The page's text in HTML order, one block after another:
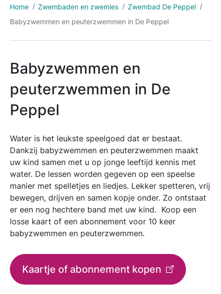
Home Zwembaden en zwemles
Zwembad De Peppel
Babyzwemmen en peuterzwemmen in De Peppel
Babyzwemmen en
peuterzwemmen in De
Peppel
Water is het leukste speelgoed dat er bestaat.
Dankzij babyzwemmen en peuterzwemmen maakt
uw kind samen met u op jonge leeftijd kennis met
water. De lessen worden gegeven op een speelse
manier met spelletjes en liedjes. Lekker spetteren, vrij
bewegen, drijven en samen kopje onder. Zo ontstaat
er een nog hechtere band met uw kind. Koop een
losse kaart of een abonnement voor 10 keer
babyzwemmen en peuterzwemmen.
Kaartje of abonnement kopen